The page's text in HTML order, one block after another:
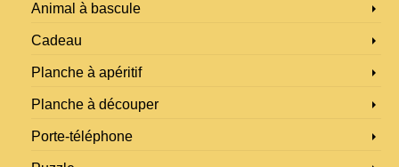
Animal à bascule
Cadeau
Planche à apéritif
Planche à découper
Porte-téléphone